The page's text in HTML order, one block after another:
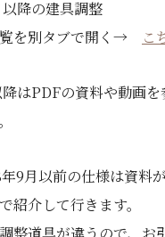
以降の建具調整
を別タブで開く→
こ
はPDFの資料や動画を
9月以前の仕様は資料
紹介して行きます。
整道具が違うので、お